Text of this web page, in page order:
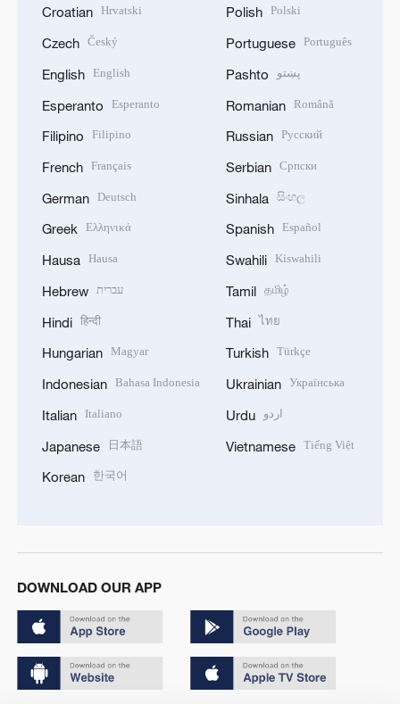
Croatian Hrvatski
Czech Český
English English
Esperanto Esperanto
Filipino Filipino
French Français
German Deutsch
Greek Ελληνικά
Hausa Hausa
Hebrew עברית
Hindi हिन्दी
Hungarian Magyar
Indonesian Bahasa Indonesia
Italian Italiano
Japanese 日本語
Korean 한국어
Polish Polski
Portuguese Português
Pashto پښتو
Romanian Română
Russian Русский
Serbian Српски
Sinhala සිංහල
Spanish Español
Swahili Kiswahili
Tamil தமிழ்
Thai ไทย
Turkish Türkçe
Ukrainian Українська
Urdu اردو
Vietnamese Tiếng Việt
DOWNLOAD OUR APP